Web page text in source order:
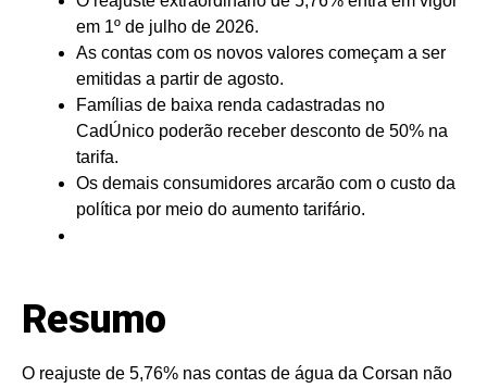
em 1º de julho de 2026.
As contas com os novos valores começam a ser
emitidas a partir de agosto.
Famílias de baixa renda cadastradas no
CadÚnico poderão receber desconto de 50% na
tarifa.
Os demais consumidores arcarão com o custo da
política por meio do aumento tarifário.
Resumo
O reajuste de 5,76% nas contas de água da Corsan não